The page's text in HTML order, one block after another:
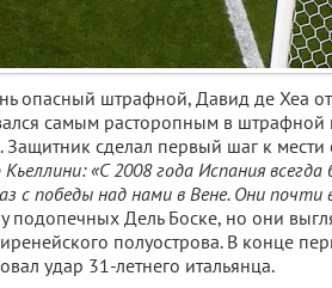
опасный штрафной, Давид де Хеа
самым расторопным в штрафной
Защитник сделал первый шаг к
«С 2008 года Испания
с победы над нами в Вене. Они почти
подопечных Дель Боске, но они
полуострова. В конце
удар 31-летнего итальянца.